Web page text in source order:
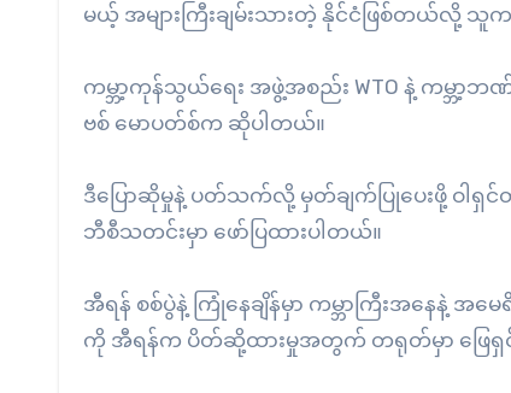
မယ့် အများကြီးချမ်းသားတဲ့ နိုင်ငံဖြစ်တယ်လို့ သူက
ကမ္ဘာ့ကုန်သွယ်ရေး အဖွဲ့အစည်း WTO နဲ့ ကမ္ဘာ့ဘ
ဗစ် မောပတ်စ်က ဆိုပါတယ်။
ဒီပြောဆိုမှုနဲ့ ပတ်သက်လို့ မှတ်ချက်ပြုပေးဖို့
ဘီစီသတင်းမှာ ဖော်ပြထားပါတယ်။
အီရန် စစ်ပွဲနဲ့ ကြုံနေချိန်မှာ ကမ္ဘာကြီးအနေနဲ့ အ
ကို အီရန်က ပိတ်ဆို့ထားမှုအတွက် တရုတ်မှာ ဖြေရှ